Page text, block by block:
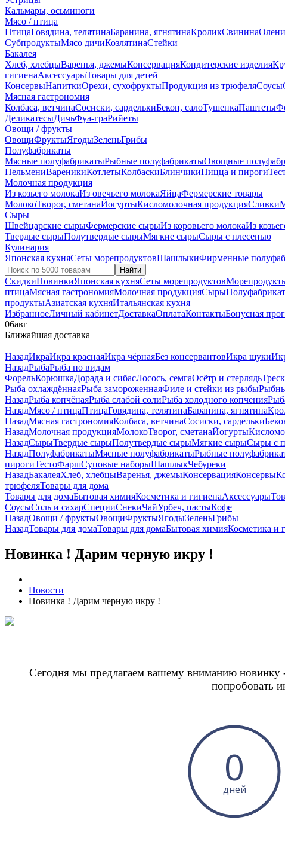
Кальмары, осьминоги
Мясо / птица
ПтицаГовядина, телятинаБаранина, ягнятинаКроликСвинина
СубпродуктыМясо дичиКозлятинаСтейки
Бакалея
Хлеб, хлебцыВаренья, джемыКонсервацияКондитерские изделия
гигиенаАксессуарыТовары для детей
КонсервыНапиткиОрехи, сухофруктыПродукция из трюфеляСоусы
Мясная гастрономия
Колбаса, ветчинаСосиски, сарделькиБекон, салоТушенкаПаштеты
ДеликатесыДичьФуа-граРийеты
Овощи / фрукты
ОвощиФруктыЯгодыЗеленьГрибы
Полуфабрикаты
Мясные полуфабрикатыРыбные полуфабрикатыОвощные
ПельмениВареникиКотлетыКолбаскиБлинчикиПицца и пироги
Молочная продукция
Из козьего молокаИз овечьего молокаЯйцаФермерские товары
МолокоТворог, сметанаЙогуртыКисломолочная продукцияСливки
Сыры
Швейцарские сырыФермерские сырыИз коровьего молокаИз
Твердые сырыПолутвердые сырыМягкие сырыСыры c плесенью
Кулинария
Японская кухняСеты морепродуктовШашлыкиФирменные
Найти
СкидкиНовинкиЯпонская кухняСеты морепродуктов
птицаМясная гастрономияМолочная продукцияСыры
продуктыАзиатская кухняИтальянская кухня
ИзбранноеЛичный кабинетДоставкаОплатаКонтактыБонусная
06авг
Ближайшая доставка
НазадИкраИкра краснаяИкра чёрнаяБез консервантовИкра щуки
НазадРыбаРыба по видам
ФорельКорюшкаДорада и сибасЛосось, семгаОсётр и стерлядь
Рыба охлаждённаяРыба замороженнаяФиле и стейки из рыбы
НазадРыба копчёнаяРыба слабой солиРыба холодного копчения
НазадМясо / птицаПтицаГовядина, телятинаБаранина, ягнятина
НазадМясная гастрономияКолбаса, ветчинаСосиски, сардельки
НазадМолочная продукцияМолокоТворог, сметанаЙогурты
НазадСырыТвердые сырыПолутвердые сырыМягкие сырыСыры c
НазадПолуфабрикатыМясные полуфабрикатыРыбные
пирогиТестоФаршСуповые наборыШашлыкЧебуреки
НазадБакалеяХлеб, хлебцыВаренья, джемыКонсервацияКонсервы
трюфеляТовары для дома
Товары для домаБытовая химияКосметика и гигиенаАксессуары
СоусыСоль и сахарСпецииСнекиЧайУрбеч, пастыКофе
НазадОвощи / фруктыОвощиФруктыЯгодыЗеленьГрибы
НазадТовары для домаТовары для домаБытовая химияКосметика и
Новинка ! Дарим черную икру !
Новости
Новинка ! Дарим черную икру !
Сегодня мы предлагаем вашему вниманию
попробовать
0
дней